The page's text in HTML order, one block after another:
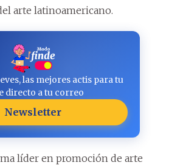
arte latinoamericano.
las mejores actis para tu
directo a tu correo
Newsletter
líder en promoción de arte